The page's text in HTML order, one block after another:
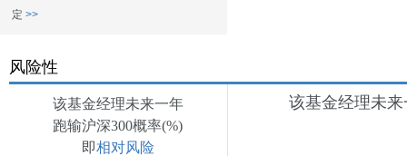
定 >>
风险性
该基金经理未来一年
跑输沪深300概率(%)
即相对风险
该基金经理未